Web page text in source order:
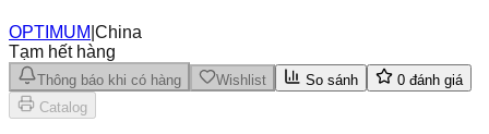
OPTIMUM China
Tạm hết hàng
Thông báo khi có hàng Wishlist So sánh 0 đánh giá
Catalog